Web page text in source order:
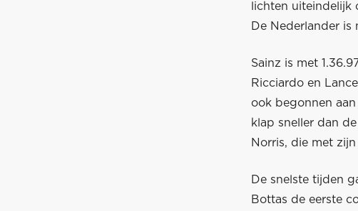
lichten uiteindelijk
De Nederlander is
Sainz is met
Ricciardo en
ook begonnen
klap sneller dan
Norris, die met
De snelste tijden
Bottas de eerste